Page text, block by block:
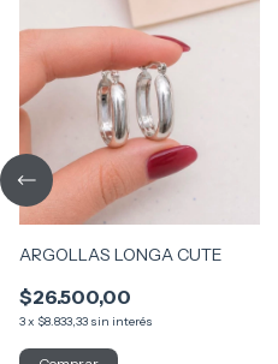
ARGOLLAS LONGA CUTE
$26.500,00
3x $8.833,33 sin interés